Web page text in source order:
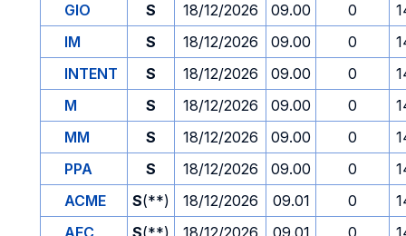
GIO
S 18/12/2026 09.00 0
IM
S 18/12/2026 09.00 0
INTENT
S 18/12/2026 09.00 0
M
S 18/12/2026 09.00 0
MM
S 18/12/2026 09.00 0
PPA
S 18/12/2026 09.00 0
ACME
S(**) 18/12/2026 09.01 0
AFC
S(**) 18/12/2026 09.01 0